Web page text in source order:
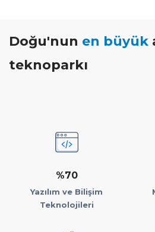
Doğu'nun en büyük
teknoparkı
%70
Yazılım ve Bilişim
Teknolojileri